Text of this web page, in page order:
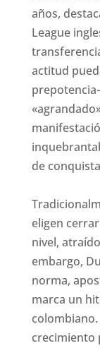
años,
League
actitud
de
eligen
nivel,
embargo,
norma,
marca un
crecimiento